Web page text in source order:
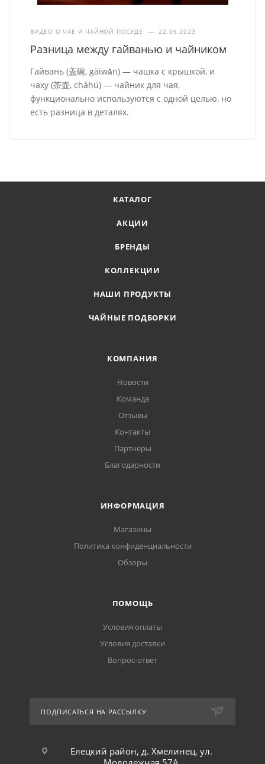
ВИДЕО О ЧАЕ И ЧАЙНОЙ ПОСУДЕ — 22.06.2023
Разница между гайванью и чайником
Гайвань (盖碗, gàiwǎn) — чашка с крышкой, и
чаху (茶壶, cháhú) — чайник для чая,
функционально используются с одной целью, но
есть разница в деталях.
КАТАЛОГ
АКЦИИ
БРЕНДЫ
КОЛЛЕКЦИИ
НАШИ ПРОДУКТЫ
ЧАЙНЫЕ ПОДБОРКИ
КОМПАНИЯ
Новости
Команда
Отзывы
Контакты
Партнеры
Благодарности
ИНФОРМАЦИЯ
Магазины
Политика конфиденциальности
Обзоры
ПОМОЩЬ
Условия оплаты
Условия доставки
Вопрос-ответ
ПОДПИСАТЬСЯ НА РАССЫЛКУ
Елецкий район, д. Хмелинец, ул.